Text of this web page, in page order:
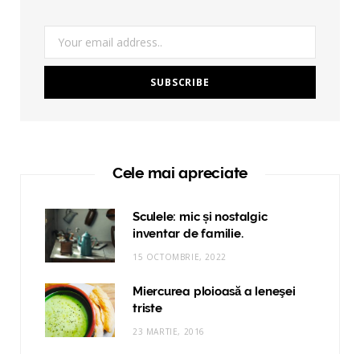
Cele mai apreciate
Sculele: mic și nostalgic
inventar de familie.
15 OCTOMBRIE, 2022
Miercurea ploioasă a leneşei
triste
23 MARTIE, 2016